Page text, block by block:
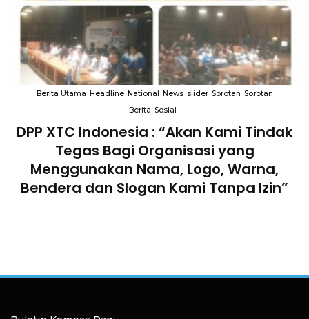
Berita Utama Headline National News slider Sorotan Sorotan
Berita Sosial
DPP XTC Indonesia : “Akan Kami Tindak
Tegas Bagi Organisasi yang
Menggunakan Nama, Logo, Warna,
Bendera dan Slogan Kami Tanpa Izin”